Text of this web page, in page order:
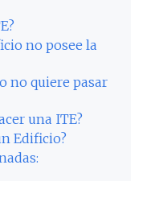
no posee la
no quiere pasar
una ITE?
Edificio?